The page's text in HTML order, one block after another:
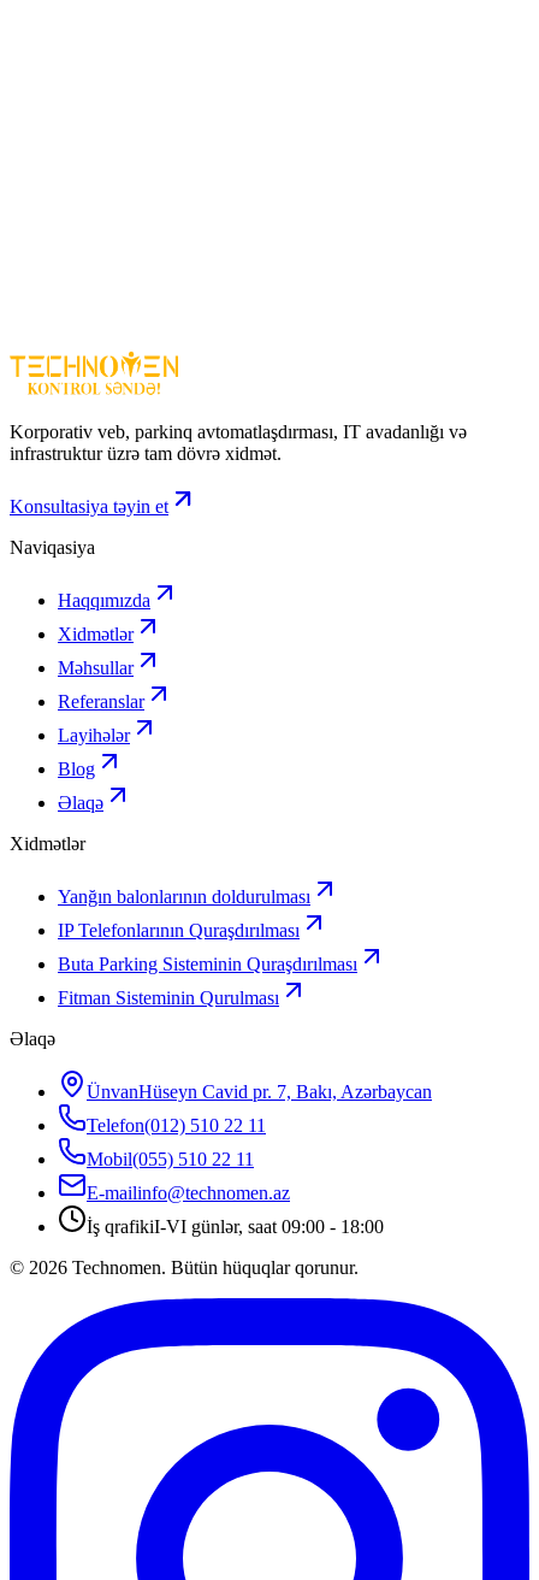
Ətraflı məlumat və quraşdırma üçün bizimlə əlaqə saxlayın.
Korporativ veb, parkinq avtomatlaşdırması, IT avadanlığı və
infrastruktur üzrə tam dövrə xidmət.
Konsultasiya təyin et
Naviqasiya
Haqqımızda
Xidmətlər
Məhsullar
Referanslar
Layihələr
Blog
Əlaqə
Xidmətlər
Yanğın balonlarının doldurulması
IP Telefonlarının Quraşdırılması
Buta Parking Sisteminin Quraşdırılması
Fitman Sisteminin Qurulması
Əlaqə
ÜnvanHüseyn Cavid pr. 7, Bakı, Azərbaycan
Telefon(012) 510 22 11
Mobil(055) 510 22 11
E-mailinfo@technomen.az
İş qrafikiI-VI günlər, saat 09:00 - 18:00
© 2026 Technomen. Bütün hüquqlar qorunur.